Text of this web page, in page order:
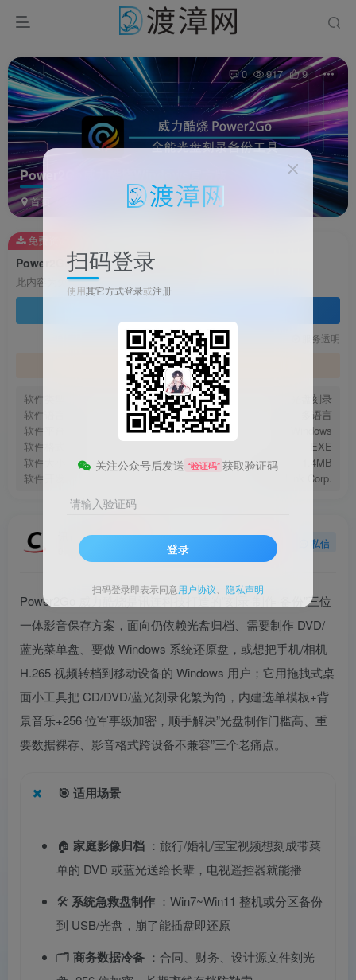
Power2Go威力酷烧Windows官方版
首页 影视软件 正文
0 917 9
Power2Go威力酷烧Windows官方版
此内容为免费资源，请登录后查看
技术支持 服务透明
官方地址
软件类型
光盘刻录
软件语言
多语言
软件平台
Windows
软件格式
EXE
软件大小
1.4MB
软件开发
CyberLink Corp.
免费资源
讯连科技
9年前发布
关注 私信
Power2Go 威力酷烧是讯连科技打造的”刻录·制作·备份”三位
一体影音保存方案，面向仍依赖光盘归档、需要制作 DVD/
蓝光菜单盘、要做 Windows 系统还原盘，或想把手机/相机
H.265 视频转档到移动设备的 Windows 用户；它用拖拽式桌
面小工具把 CD/DVD/蓝光刻录化繁为简，内建选单模板+背
景音乐+256 位军事级加密，顺手解决”光盘制作门槛高、重
要数据裸存、影音格式跨设备不兼容”三个老痛点。
🎯 适用场景
🏠 家庭影像归档 ：旅行/婚礼/宝宝视频想刻成带菜
单的 DVD 或蓝光送给长辈，电视遥控器就能播
🛠️ 系统急救盘制作 ：Win7~Win11 整机或分区备份
到 USB/光盘，崩了能插盘即还原
🗂️ 商务数据冷备 ：合同、财务、设计源文件刻光
扫码登录
使用其它方式登录或注册
关注公众号后发送 “验证码” 获取验证码
请输入验证码
登录
扫码登录即表示同意用户协议 隐私声明